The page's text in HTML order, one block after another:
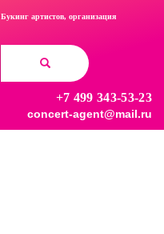
Букинг артистов, организация
+7 499 343-53-23
concert-agent@mail.ru